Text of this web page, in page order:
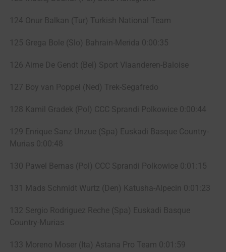
124 Onur Balkan (Tur) Turkish National Team
125 Grega Bole (Slo) Bahrain-Merida 0:00:35
126 Aime De Gendt (Bel) Sport Vlaanderen-Baloise
127 Boy van Poppel (Ned) Trek-Segafredo
128 Kamil Gradek (Pol) CCC Sprandi Polkowice 0:00:44
129 Enrique Sanz Unzue (Spa) Euskadi Basque Country-
Murias 0:00:48
130 Pawel Bernas (Pol) CCC Sprandi Polkowice 0:01:15
131 Mads Schmidt Wurtz (Den) Katusha-Alpecin 0:01:23
132 Sergio Rodriguez Reche (Spa) Euskadi Basque
Country-Murias
133 Moreno Moser (Ita) Astana Pro Team 0:01:59